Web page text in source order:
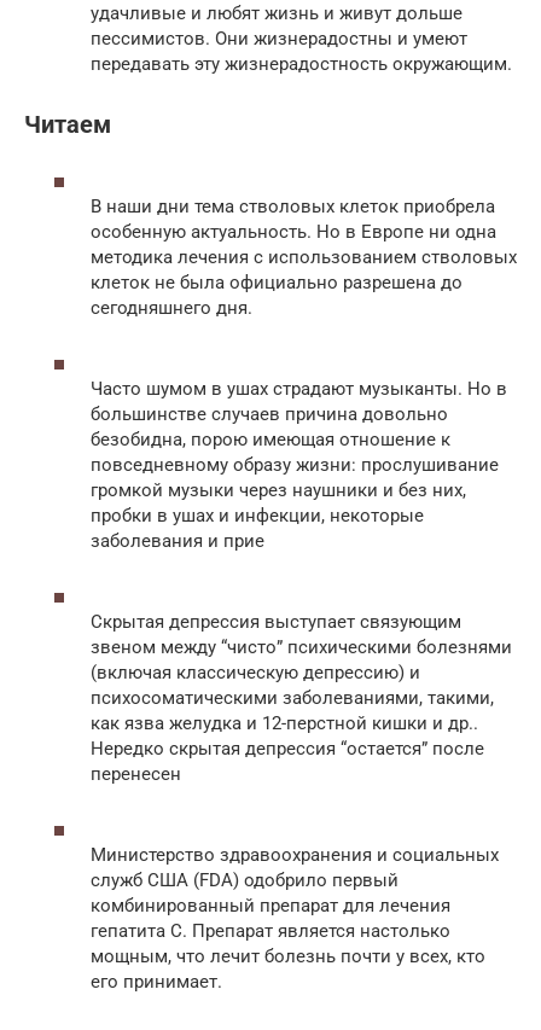
удачливые и любят жизнь и живут дольше
пессимистов. Они жизнерадостны и умеют
передавать эту жизнерадостность окружающим.
Читаем
В наши дни тема стволовых клеток приобрела
особенную актуальность. Но в Европе ни одна
методика лечения с использованием стволовых
клеток не была официально разрешена до
сегодняшнего дня.
Часто шумом в ушах страдают музыканты. Но в
большинстве случаев причина довольно
безобидна, порою имеющая отношение к
повседневному образу жизни: прослушивание
громкой музыки через наушники и без них,
пробки в ушах и инфекции, некоторые
заболевания и прие
Cкрытая депрессия выступает связующим
звеном между “чисто” психическими болезнями
(включая классическую депрессию) и
психосоматическими заболеваниями, такими,
как язва желудка и 12-перстной кишки и др..
Нередко скрытая депрессия “остается” после
перенесен
Министерство здравоохранения и социальных
служб США (FDA) одобрило первый
комбинированный препарат для лечения
гепатита C. Препарат является настолько
мощным, что лечит болезнь почти у всех, кто
его принимает.